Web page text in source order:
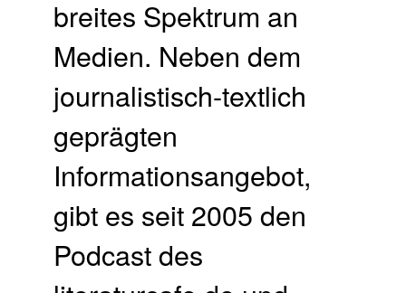
breites Spektrum an
Medien. Neben dem
journalistisch-textlich
geprägten
Informationsangebot,
gibt es seit 2005 den
Podcast des